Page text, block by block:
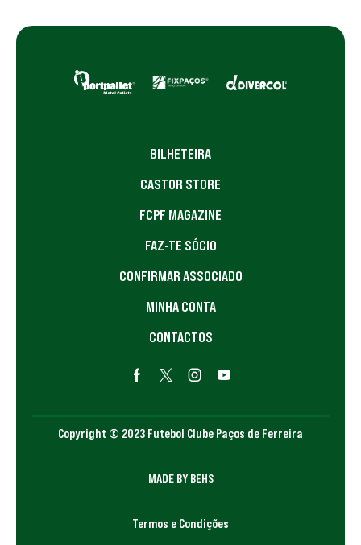
BILHETEIRA
CASTOR STORE
FCPF MAGAZINE
FAZ-TE SÓCIO
CONFIRMAR ASSOCIADO
MINHA CONTA
CONTACTOS
Copyright © 2023 Futebol Clube Paços de Ferreira
MADE BY BEHS
Termos e Condições